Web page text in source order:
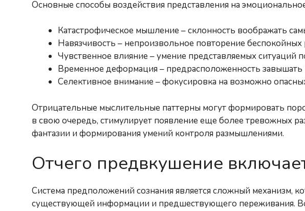
Основные способы воздействия представления на
Катастрофическое мышление – склонность воображать
Навязчивость – непроизвольное повторение
Чувственное влияние – умение представляемых
Временное деформация – предрасположенность
Селективное внимание – фокусировка на возможно
Отрицательные мыслительные паттерны могут формировать
в свою очередь, стимулирует появление еще более тревожных
фантазии и формирования умений контроля размышлениями.
Отчего предвкушение
Система предположений сознания является сложный механизм,
существующей информации и предшествующего переживания.